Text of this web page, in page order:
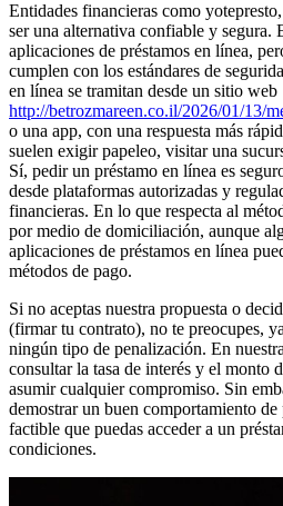
Entidades financieras como
ser una alternativa confiable y segura.
aplicaciones de préstamos en línea,
cumplen con los estándares de
en línea se tramitan desde un sitio web
http://betrozmareen.co.il/2026/01/13/
o una app, con una respuesta más
suelen exigir papeleo, visitar una
Sí, pedir un préstamo en línea es
desde plataformas autorizadas y
financieras. En lo que respecta al
por medio de domiciliación, aunque
aplicaciones de préstamos en línea
métodos de pago.
Si no aceptas nuestra propuesta o
(firmar tu contrato), no te preocupes,
ningún tipo de penalización. En
consultar la tasa de interés y el monto
asumir cualquier compromiso. Sin
demostrar un buen comportamiento
factible que puedas acceder a un
condiciones.